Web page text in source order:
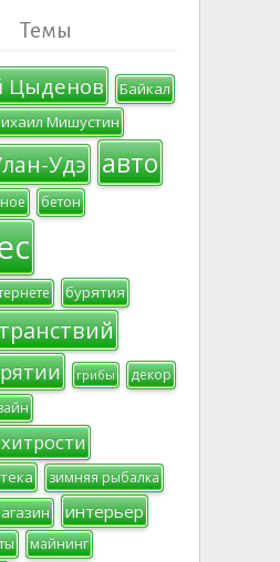
Темы
Цыденов Байкал
Мишустин
Удэ авто
бетон
бурятия
грибы декор
зимняя рыбалка
интерьер
майнинг